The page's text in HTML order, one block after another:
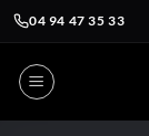
04 94 47 35 33